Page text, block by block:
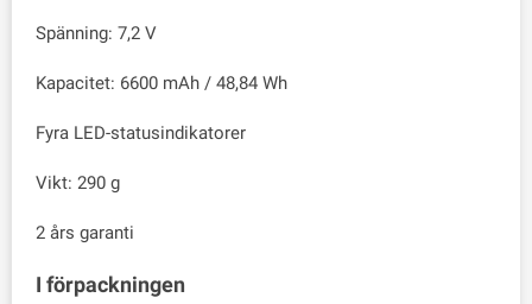
Spänning: 7,2 V
Kapacitet: 6600 mAh / 48,84 Wh
Fyra LED-statusindikatorer
Vikt: 290 g
2 års garanti
I förpackningen